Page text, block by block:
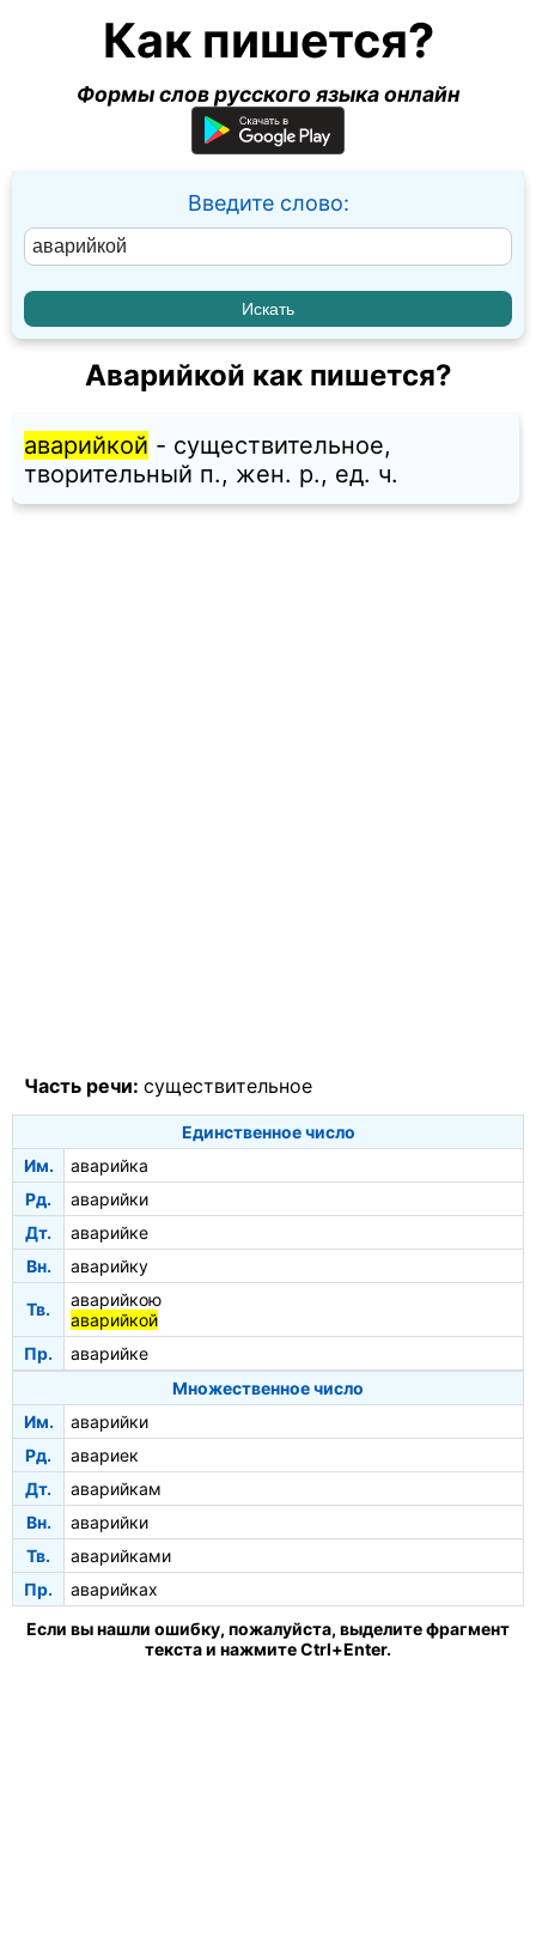
Как пишется?
Формы слов русского языка онлайн
Введите слово:
Аварийкой как пишется?
аварийкой - существительное,
творительный п., жен. p., ед. ч.
Часть речи: существительное
Единственное число
Им.
аварийка
Рд.
аварийки
Дт.
аварийке
Вн.
аварийку
Тв.
аварийкою
аварийкой
Пр.
аварийке
Множественное число
Им.
аварийки
Рд.
авариек
Дт.
аварийкам
Вн.
аварийки
Тв.
аварийками
Пр.
аварийках
Если вы нашли ошибку, пожалуйста, выделите фрагмент
текста и нажмите Ctrl+Enter.